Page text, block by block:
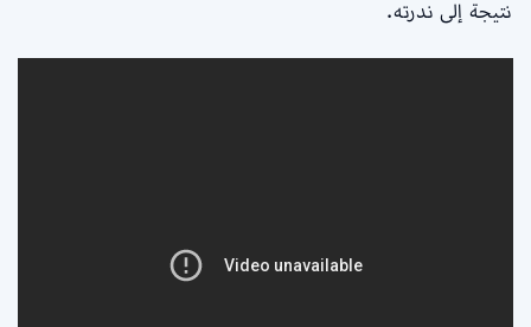
نتيجة إلى ندرته.